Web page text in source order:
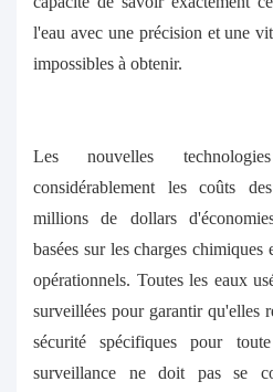
l'eau avec une précision et une
impossibles à obtenir.
Les nouvelles
considérablement les coûts
millions de dollars
basées sur les charges
opérationnels. Toutes les eaux
surveillées pour garantir qu'elles
sécurité spécifiques pour
surveillance ne doit pas se